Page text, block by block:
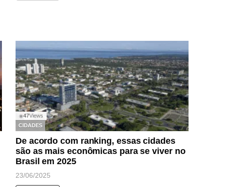
◉47Views
CIDADES
De acordo com ranking, essas cidades
são as mais econômicas para se viver no
Brasil em 2025
23/06/2025